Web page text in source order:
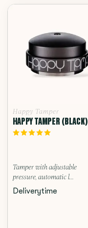
Happy Tamper
HAPPY TAMPER (BLACK)
Tamper with adjustable
pressure, automatic l...
Deliverytime